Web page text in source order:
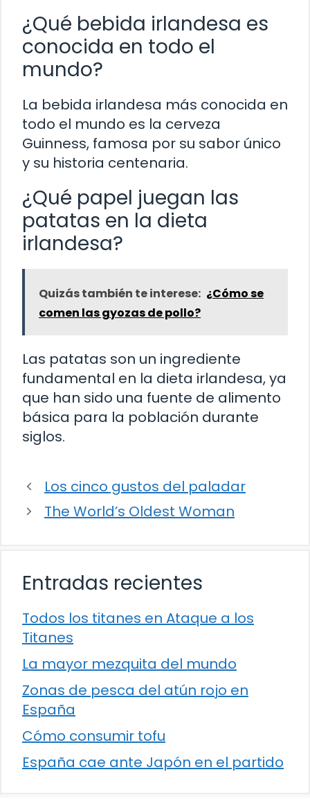
¿Qué bebida irlandesa es
conocida en todo el
mundo?
La bebida irlandesa más conocida en
todo el mundo es la cerveza
Guinness, famosa por su sabor único
y su historia centenaria.
¿Qué papel juegan las
patatas en la dieta
irlandesa?
Quizás también te interese: ¿Cómo se
comen las gyozas de pollo?
Las patatas son un ingrediente
fundamental en la dieta irlandesa, ya
que han sido una fuente de alimento
básica para la población durante
siglos.
Los cinco gustos del paladar
The World’s Oldest Woman
Entradas recientes
Todos los titanes en Ataque a los
Titanes
La mayor mezquita del mundo
Zonas de pesca del atún rojo en
España
Cómo consumir tofu
España cae ante Japón en el partido